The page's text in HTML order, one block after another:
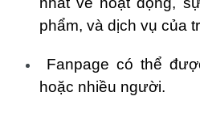
phẩm, và dịch vụ của
Fanpage có thể
hoặc nhiều người.